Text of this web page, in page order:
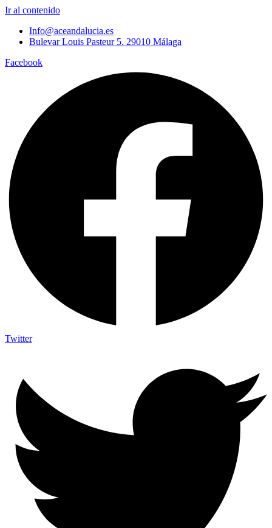
Ir al contenido
Info@aceandalucia.es
Bulevar Louis Pasteur 5. 29010 Málaga
Facebook
Twitter